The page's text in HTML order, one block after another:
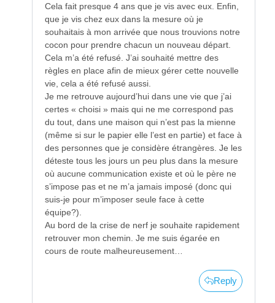
Cela fait presque 4 ans que je vis avec eux. Enfin,
que je vis chez eux dans la mesure où je
souhaitais à mon arrivée que nous trouvions notre
cocon pour prendre chacun un nouveau départ.
Cela m’a été refusé. J’ai souhaité mettre des
règles en place afin de mieux gérer cette nouvelle
vie, cela a été refusé aussi.
Je me retrouve aujourd’hui dans une vie que j’ai
certes « choisi » mais qui ne me correspond pas
du tout, dans une maison qui n’est pas la mienne
(même si sur le papier elle l’est en partie) et face à
des personnes que je considère étrangères. Je les
déteste tous les jours un peu plus dans la mesure
où aucune communication existe et où le père ne
s’impose pas et ne m’a jamais imposé (donc qui
suis-je pour m’imposer seule face à cette
équipe?).
Au bord de la crise de nerf je souhaite rapidement
retrouver mon chemin. Je me suis égarée en
cours de route malheureusement…
Reply